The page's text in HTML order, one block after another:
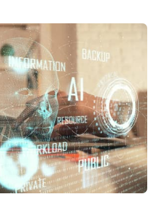
ale Ty do nich nie
ważne jest, by
strony internetowej było jak
Roboty Google muszą ją